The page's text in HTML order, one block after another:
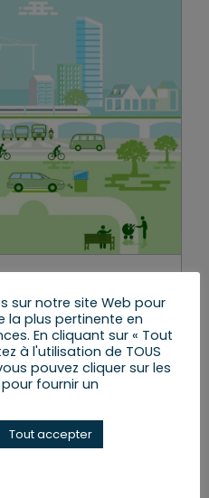
notre action
écologique
Travail parlementaire,
sur notre site Web pour
la plus pertinente en
En cliquant sur « Tout
à l'utilisation de TOUS
pouvez cliquer sur les
fournir un
Tout accepter